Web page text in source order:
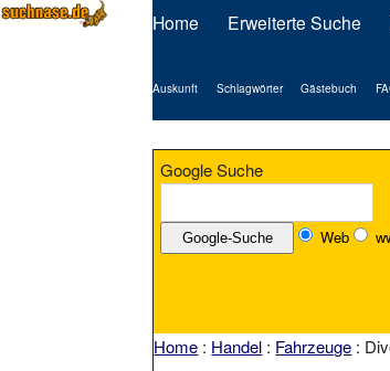
Home Erweiterte Suche
Auskunft Schlagwörter Gästebuch
Google Suche
Web
Home : Handel : Fahrzeuge :